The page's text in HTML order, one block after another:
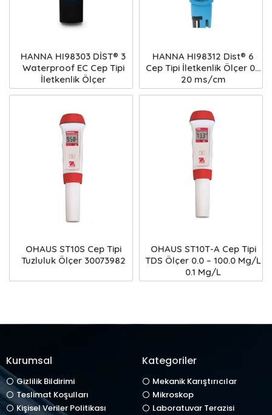
HANNA HI98303 DİST® 3
Waterproof EC Cep Tipi
İletkenlik Ölçer
HANNA HI98312 Dist® 6
Cep Tipi İletkenlik Ölçer 0...
20 ms/cm
OHAUS ST10S Cep Tipi
Tuzluluk Ölçer 30073982
OHAUS ST10T-A Cep Tipi
TDS Ölçer 0.0 – 100.0 Mg/L
0.1 Mg/L
Kurumsal
Gizlilik Bildirimi
Teslimat Koşulları
Kişisel Veriler Politikası
Kategoriler
Mekanik Karıştırıcılar
Mikroskop
Laboratuvar Terazisi